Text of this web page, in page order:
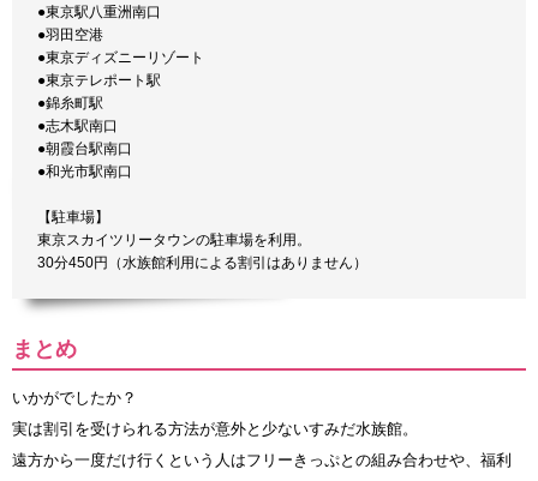
●東京駅八重洲南口
●羽田空港
●東京ディズニーリゾート
●東京テレポート駅
●錦糸町駅
●志木駅南口
●朝霞台駅南口
●和光市駅南口
【駐車場】
東京スカイツリータウンの駐車場を利用。
30分450円（水族館利用による割引はありません）
まとめ
いかがでしたか？
実は割引を受けられる方法が意外と少ないすみだ水族館。
遠方から一度だけ行くという人はフリーきっぷとの組み合わせや、福利